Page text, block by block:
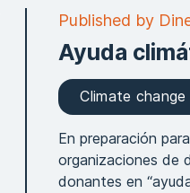
Ayuda
Published by
Climate change
En preparación
organizaciones de
donantes en